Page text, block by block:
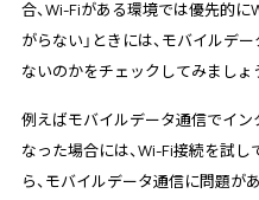
合、Wi-Fiがある環境では優先的に
がらない」ときには、モバイルデ
ないのかをチェックしてみましょ
例えばモバイルデータ通信でイ
なった場合には、Wi-Fi接続を試
ら、モバイルデータ通信に問題が